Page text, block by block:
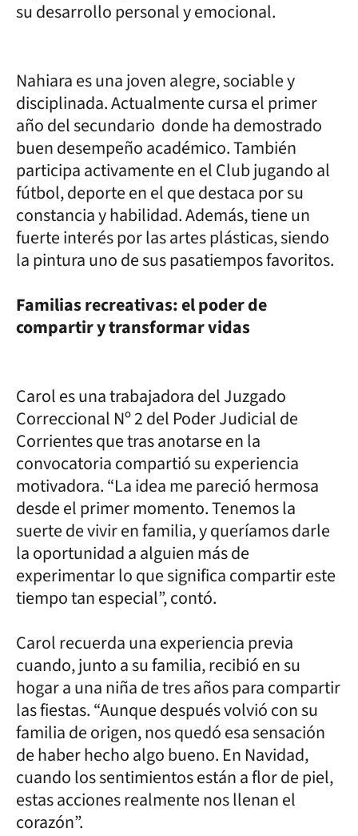
su desarrollo personal y emocional.
Nahiara es una joven alegre, sociable y
disciplinada. Actualmente cursa el primer
año del secundario donde ha demostrado
buen desempeño académico. También
participa activamente en el Club jugando al
fútbol, deporte en el que destaca por su
constancia y habilidad. Además, tiene un
fuerte interés por las artes plásticas, siendo
la pintura uno de sus pasatiempos favoritos.
Familias recreativas: el poder de
compartir y transformar vidas
Carol es una trabajadora del Juzgado
Correccional Nº 2 del Poder Judicial de
Corrientes que tras anotarse en la
convocatoria compartió su experiencia
motivadora. “La idea me pareció hermosa
desde el primer momento. Tenemos la
suerte de vivir en familia, y queríamos darle
la oportunidad a alguien más de
experimentar lo que significa compartir este
tiempo tan especial”, contó.
Carol recuerda una experiencia previa
cuando, junto a su familia, recibió en su
hogar a una niña de tres años para compartir
las fiestas. “Aunque después volvió con su
familia de origen, nos quedó esa sensación
de haber hecho algo bueno. En Navidad,
cuando los sentimientos están a flor de piel,
estas acciones realmente nos llenan el
corazón”.